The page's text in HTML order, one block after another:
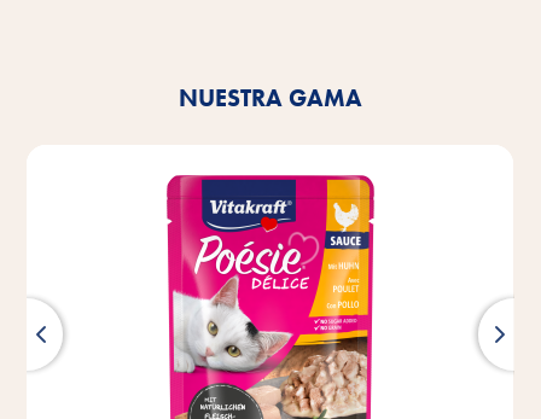
NUESTRA GAMA